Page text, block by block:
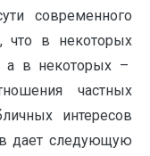
современного
что в некоторых
а в некоторых –
частных
интересов
дает следующую